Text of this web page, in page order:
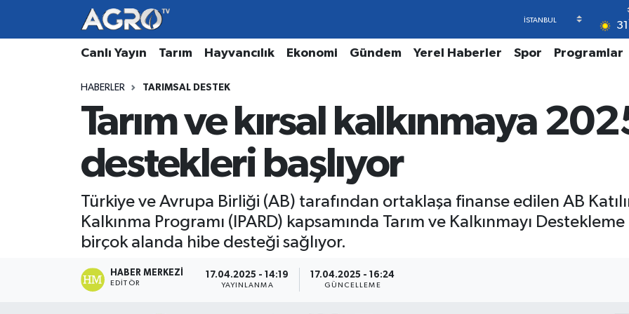
31
Canlı Yayın Tarım Hayvancılık Ekonomi Gündem Yerel Haberler Spor Programlar
HABERLER TARIMSAL DESTEK
Tarım ve kırsal kalkınmaya
destekleri başlıyor
Türkiye ve Avrupa Birliği (AB) tarafından ortaklaşa finanse edilen AB
Kalkınma Programı (IPARD) kapsamında Tarım ve Kalkınmayı
birçok alanda hibe desteği sağlıyor.
HABER MERKEZI
EDITÖR
17.04.2025 - 14:19
YAYINLANMA
17.04.2025 - 16:24
GÜNCELLEME
Hava Durumu
Trafik Durumu
Süper Lig Puan Durumu ve Fikstür
Tüm Manşetler
Son Dakika Haberleri